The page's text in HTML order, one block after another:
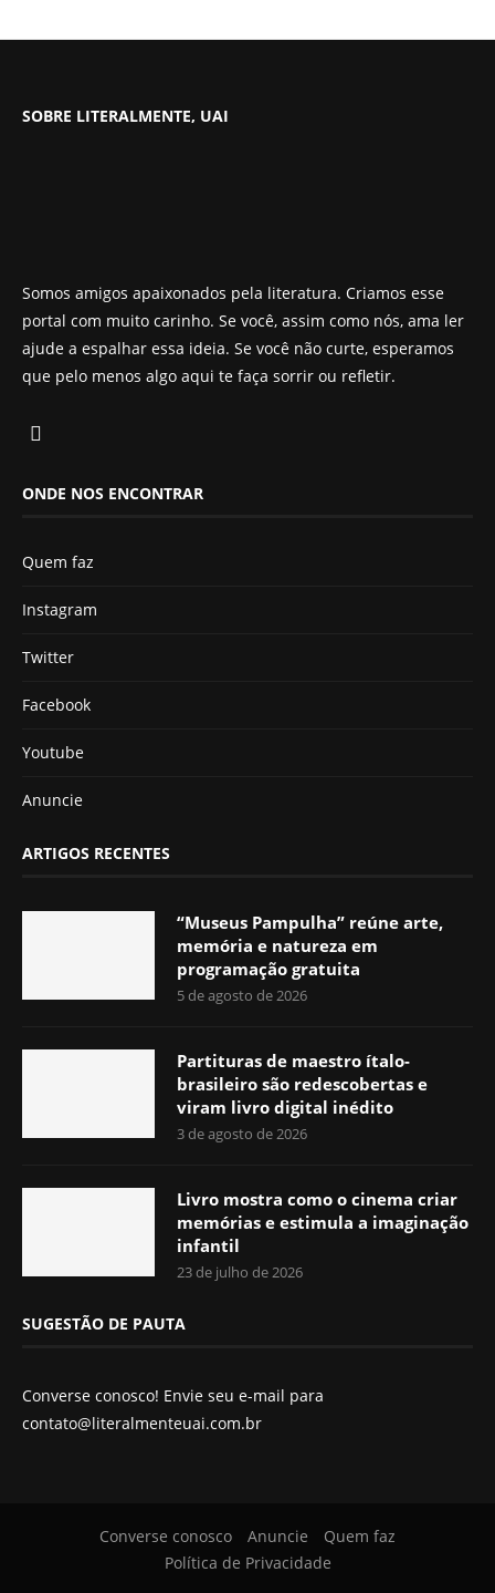
SOBRE LITERALMENTE, UAI
Somos amigos apaixonados pela literatura. Criamos esse
portal com muito carinho. Se você, assim como nós, ama ler
ajude a espalhar essa ideia. Se você não curte, esperamos
que pelo menos algo aqui te faça sorrir ou refletir.
ONDE NOS ENCONTRAR
Quem faz
Instagram
Twitter
Facebook
Youtube
Anuncie
ARTIGOS RECENTES
“Museus Pampulha” reúne arte,
memória e natureza em
programação gratuita
5 de agosto de 2026
Partituras de maestro ítalo-
brasileiro são redescobertas e
viram livro digital inédito
3 de agosto de 2026
Livro mostra como o cinema criar
memórias e estimula a imaginação
infantil
23 de julho de 2026
SUGESTÃO DE PAUTA
Converse conosco! Envie seu e-mail para
contato@literalmenteuai.com.br
Converse conosco Anuncie
Quem faz
Política de Privacidade